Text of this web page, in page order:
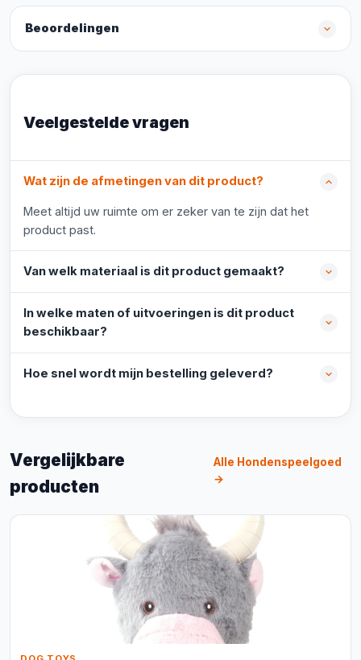
Beoordelingen
Veelgestelde vragen
Wat zijn de afmetingen van dit product?
Meet altijd uw ruimte om er zeker van te zijn dat het
product past.
Van welk materiaal is dit product gemaakt?
In welke maten of uitvoeringen is dit product
beschikbaar?
Hoe snel wordt mijn bestelling geleverd?
Vergelijkbare
producten
Alle Hondenspeelgoed
→